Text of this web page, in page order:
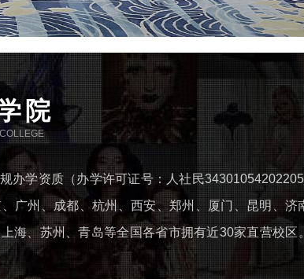
院
办学资质（办学许可证号：人社民
广州、成都、杭州、西安、郑州、厦门、昆明、济
海、苏州、青岛等全国各省市拥有近30家直营校区